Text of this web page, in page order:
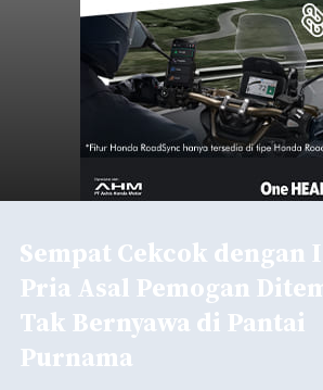
Sempat Cekcok dengan
Pria Asal Pemogan
Tak Bernyawa di Pantai
Purnama